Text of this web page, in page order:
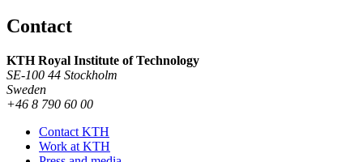
Contact
KTH Royal Institute of Technology
SE-100 44 Stockholm
Sweden
+46 8 790 60 00
Contact KTH
Work at KTH